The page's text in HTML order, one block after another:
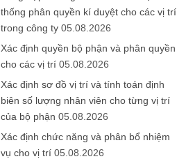
thống phân quyền kí duyệt cho các vị trí
trong công ty 05.08.2026
Xác định quyền bộ phận và phân quyền
cho các vị trí 05.08.2026
Xác định sơ đồ vị trí và tính toán định
biên số lượng nhân viên cho từng vị trí
của bộ phận 05.08.2026
Xác định chức năng và phân bổ nhiệm
vụ cho vị trí 05.08.2026